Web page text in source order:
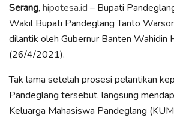
Serang, hipotesa.id – Bupati
Wakil Bupati Pandeglang Tanto
dilantik oleh Gubernur Banten Wahidin
(26/4/2021).
Tak lama setelah prosesi pelantikan
Pandeglang tersebut, langsung
Keluarga Mahasiswa Pandeglang